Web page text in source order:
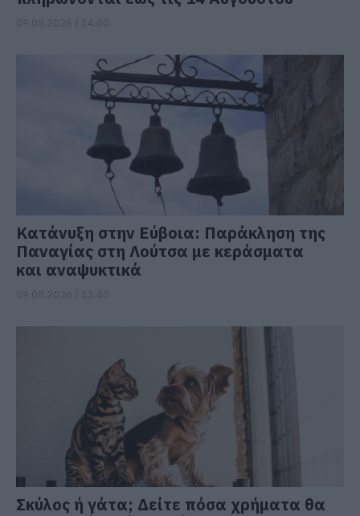
Κατάνυξη στην Εύβοια: Παράκληση της
Παναγίας στη Λούτσα με κεράσματα
και αναψυκτικά
Σκύλος ή γάτα; Δείτε πόσα χρήματα θα